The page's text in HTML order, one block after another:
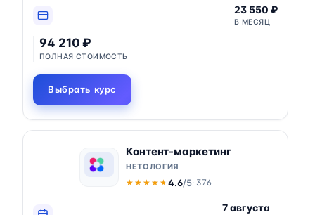
23 550 ₽
В МЕСЯЦ
94 210 ₽
ПОЛНАЯ СТОИМОСТЬ
Выбрать курс
Контент-маркетинг
НЕТОЛОГИЯ
★★★★★
★★★★★ 4.6/5· 376
7 августа